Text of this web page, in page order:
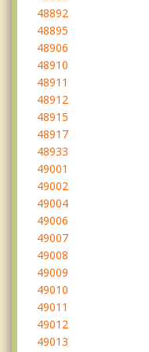
48892
48895
48906
48910
48911
48912
48915
48917
48933
49001
49002
49004
49006
49007
49008
49009
49010
49011
49012
49013